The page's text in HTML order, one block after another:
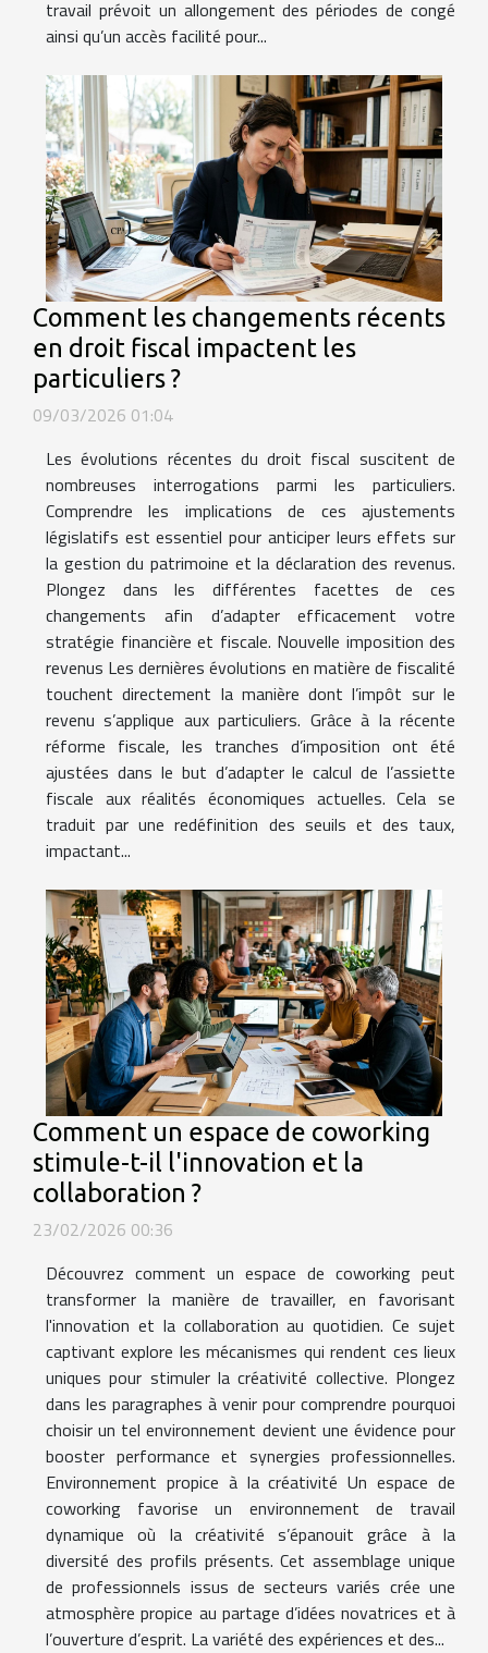
travail prévoit un allongement des périodes de congé
ainsi qu’un accès facilité pour...
Comment les changements récents
en droit fiscal impactent les
particuliers ?
09/03/2026 01:04
Les évolutions récentes du droit fiscal suscitent de
nombreuses interrogations parmi les particuliers.
Comprendre les implications de ces ajustements
législatifs est essentiel pour anticiper leurs effets sur
la gestion du patrimoine et la déclaration des revenus.
Plongez dans les différentes facettes de ces
changements afin d’adapter efficacement votre
stratégie financière et fiscale. Nouvelle imposition des
revenus Les dernières évolutions en matière de fiscalité
touchent directement la manière dont l’impôt sur le
revenu s’applique aux particuliers. Grâce à la récente
réforme fiscale, les tranches d’imposition ont été
ajustées dans le but d’adapter le calcul de l’assiette
fiscale aux réalités économiques actuelles. Cela se
traduit par une redéfinition des seuils et des taux,
impactant...
Comment un espace de coworking
stimule-t-il l'innovation et la
collaboration ?
23/02/2026 00:36
Découvrez comment un espace de coworking peut
transformer la manière de travailler, en favorisant
l'innovation et la collaboration au quotidien. Ce sujet
captivant explore les mécanismes qui rendent ces lieux
uniques pour stimuler la créativité collective. Plongez
dans les paragraphes à venir pour comprendre pourquoi
choisir un tel environnement devient une évidence pour
booster performance et synergies professionnelles.
Environnement propice à la créativité Un espace de
coworking favorise un environnement de travail
dynamique où la créativité s’épanouit grâce à la
diversité des profils présents. Cet assemblage unique
de professionnels issus de secteurs variés crée une
atmosphère propice au partage d’idées novatrices et à
l’ouverture d’esprit. La variété des expériences et des...